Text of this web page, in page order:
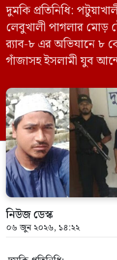
দুমকি প্রতিনিধি:
লেবুখালী পাগলার মোড়
র‍্যাব-৮ এর অভিযানে ৮
গাঁজাসহ ইসলামী যুব
ভিত্তিতে অভিযান
এক সদস্যকে আটক করা
সূত্রে জানা গেছে,
ভিত্তিতে র‍্যাব-৮,
[…]
নিউজ ডেস্ক
০৬ জুন ২০২৬, ১৪:২২